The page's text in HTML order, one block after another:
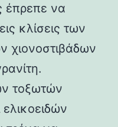
έπρεπε να
κλίσεις των
χιονοστιβάδων
τοξωτών